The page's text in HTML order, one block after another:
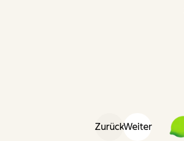
ZurückWeiter